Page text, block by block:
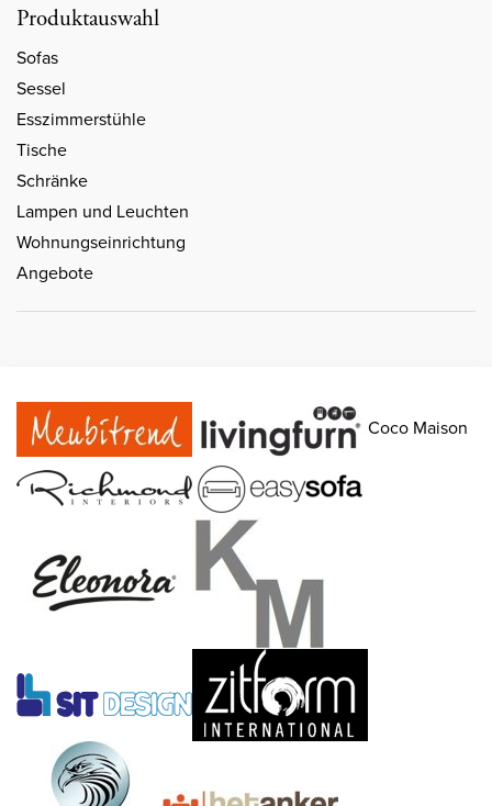
Produktauswahl
Sofas
Sessel
Esszimmerstühle
Tische
Schränke
Lampen und Leuchten
Wohnungseinrichtung
Angebote
Coco Maison